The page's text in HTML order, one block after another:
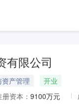
有限公司
产管理
开业
册资本： 9100万元